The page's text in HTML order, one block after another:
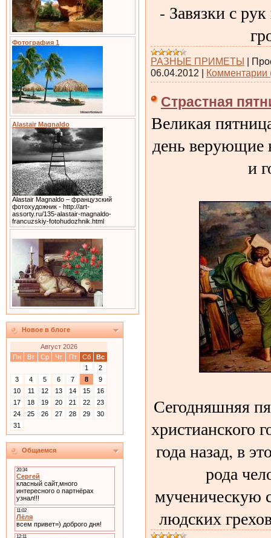
Фотография 1
Alastair Magnaldo
Alastair Magnaldo – французский
фотохудожник - http://art-
assorty.ru/135-alastair-magnaldo-
francuzskiy-fotohudozhnik.html
Новое в блоге
Август 2026
Пн
Вт Ср Чт Пт Сб
Вс
1
2
3
4 5 6 7 8
9
10
11 12 13 14 15
16
17
18 19 20 21 22
23
24
25 26 27 28 29
30
31
Общаемся
- Завязки с
РАЗНЫЕ ПРИМЕТЫ |
06.04.2012 | Комментарии
Страстная
Великая
день верующие
и
Сегодняшняя
христианского
года назад, в
рода
мученическую
людских